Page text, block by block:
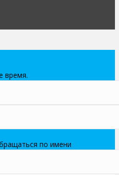
время.
по имени